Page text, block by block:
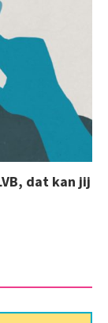
dat kan jij